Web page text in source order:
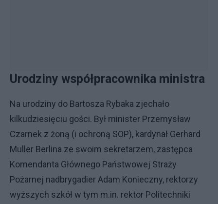
Urodziny współpracownika ministra
Na urodziny do Bartosza Rybaka zjechało
kilkudziesięciu gości. Był minister Przemysław
Czarnek z żoną (i ochroną SOP), kardynał Gerhard
Muller Berlina ze swoim sekretarzem, zastępca
Komendanta Głównego Państwowej Straży
Pożarnej nadbrygadier Adam Konieczny, rektorzy
wyższych szkół w tym m.in. rektor Politechniki